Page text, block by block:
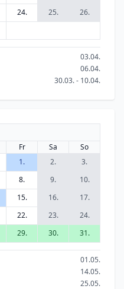
24. 25.
26.
03.04.
06.04.
30.03. - 10.04.
Fr Sa
So
1.
2.
3.
8. 9.
10.
15. 16.
17.
22. 23.
24.
29. 30. 31.
01.05.
14.05.
25.05.